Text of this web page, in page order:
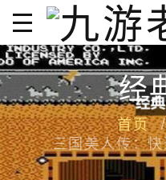
经
首页
三国美人传：